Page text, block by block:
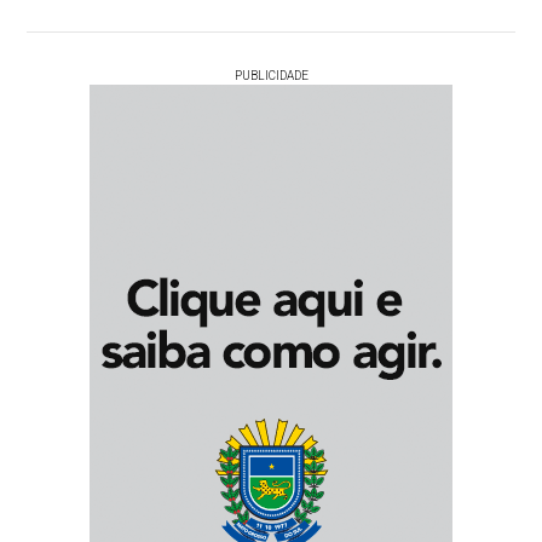
PUBLICIDADE